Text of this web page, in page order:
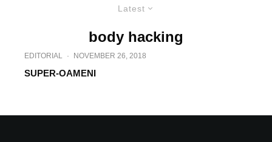
Latest
body hacking
EDITORIAL · NOVEMBER 26, 2018
SUPER-OAMENI